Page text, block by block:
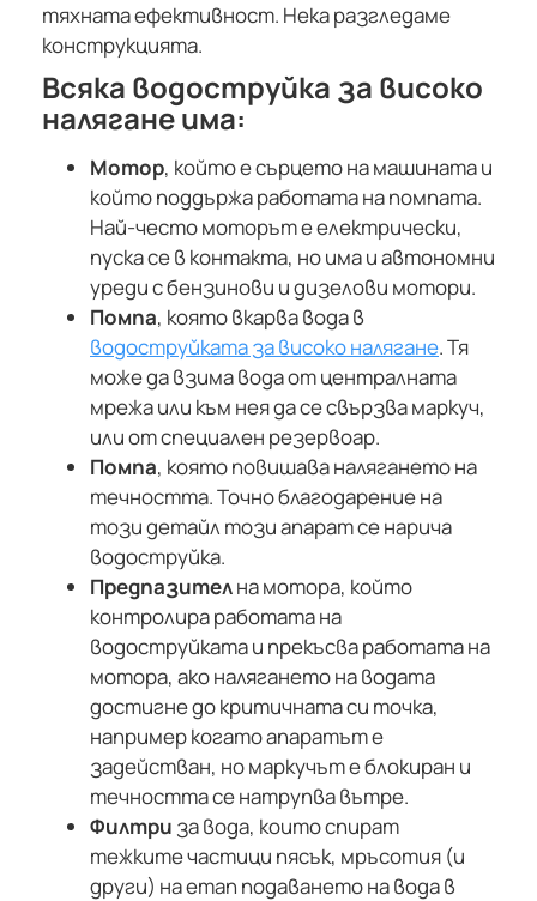
тяхната ефективност. Нека разгледаме
конструкцията.
Всяка водоструйка за високо
налягане има:
Мотор, който е сърцето на машината и
който поддържа работата на помпата.
Най-често моторът е електрически,
пуска се в контакта, но има и автономни
уреди с бензинови и дизелови мотори.
Помпа, която вкарва вода в
водоструйката за високо налягане. Тя
може да взима вода от централната
мрежа или към нея да се свързва маркуч,
или от специален резервоар.
Помпа, която повишава налягането на
течността. Точно благодарение на
този детайл този апарат се нарича
водоструйка.
Предпазителна мотора, който
контролира работата на
водоструйката и прекъсва работата на
мотора, ако налягането на водата
достигне до критичната си точка,
например когато апаратът е
задействан, но маркучът е блокиран и
течността се натрупва вътре.
Филтри за вода, които спират
тежките частици пясък, мръсотия (и
други) на етап подаването на вода в